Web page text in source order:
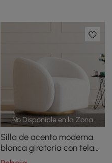
No Disponible en la Zona
Silla de acento moderna
blanca giratoria con tela
bouclé tipo nube para